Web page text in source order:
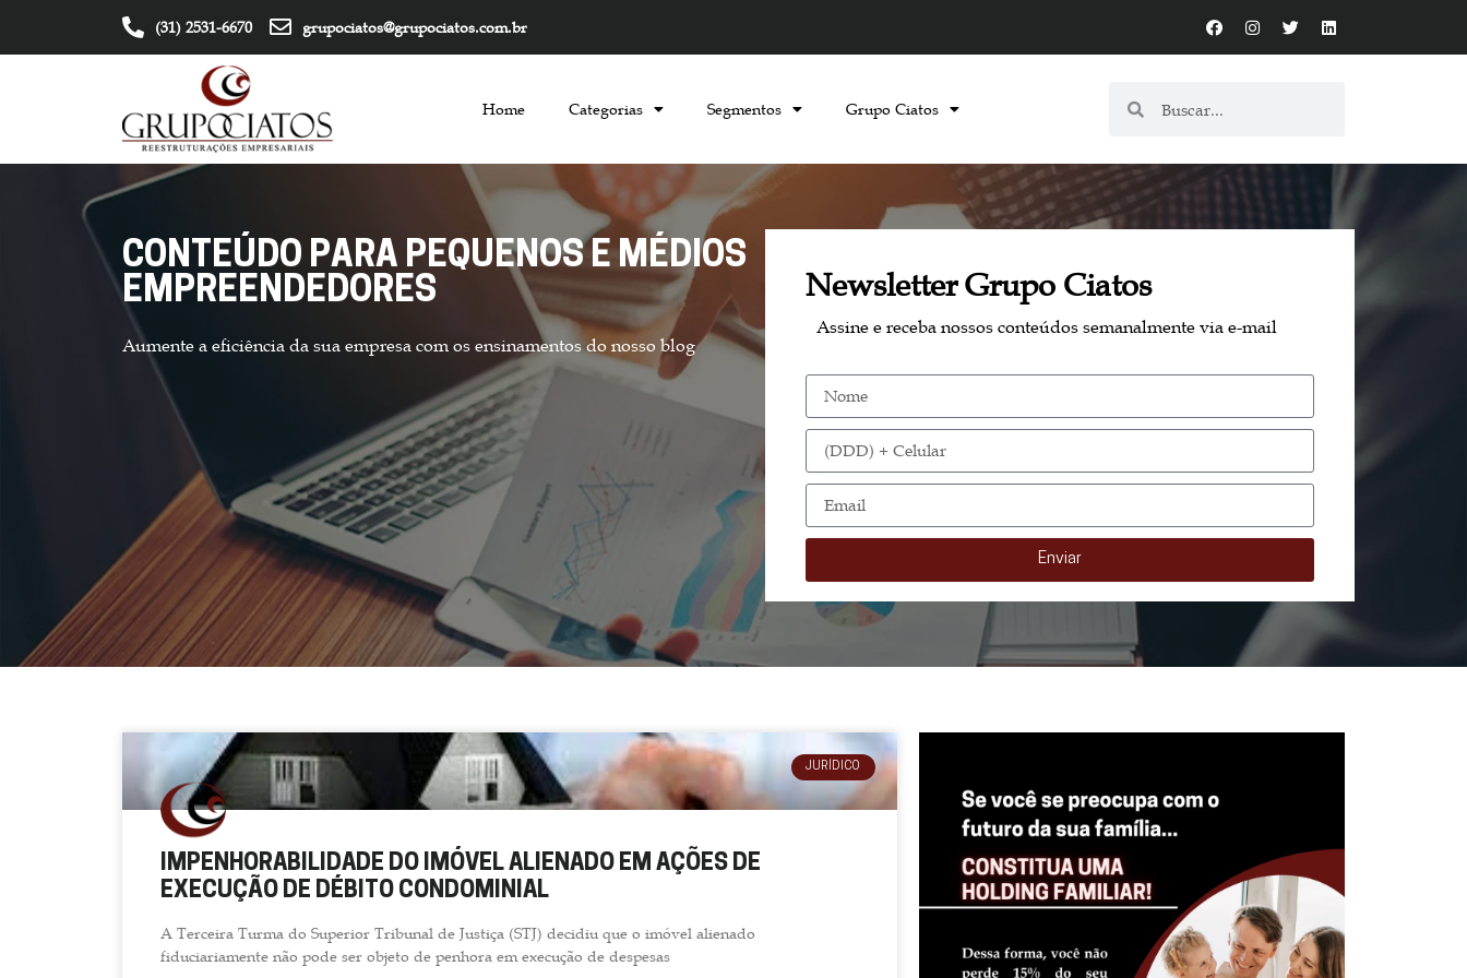
(31) 2531-6670 grupociatos@grupociatos.com.br
Home Categorias Segmentos Grupo Ciatos
CONTEÚDO PARA PEQUENOS E MÉDIOS
EMPREENDEDORES
Aumente a eficiência da sua empresa com os ensinamentos do nosso blog
Newsletter Grupo Ciatos
Assine e receba nossos conteúdos semanalmente via e-mail
Enviar
JURÍDICO
IMPENHORABILIDADE DO IMÓVEL ALIENADO EM AÇÕES DE
EXECUÇÃO DE DÉBITO CONDOMINIAL
A Terceira Turma do Superior Tribunal de Justiça (STJ) decidiu que o imóvel alienado
fiduciariamente não pode ser objeto de penhora em execução de despesas